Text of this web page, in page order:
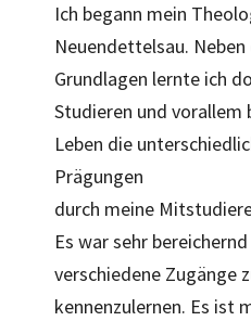
Ich begann mein
Neuendettelsau.
Grundlagen lernte ich
Studieren und
Leben die
Prägungen
durch meine
Es war sehr
verschiedene Zugänge
kennenzulernen. Es ist